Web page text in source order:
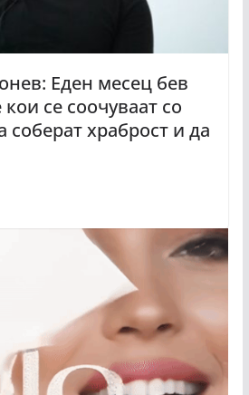
Еден месец бев
се соочуваат со
соберат храброст и да